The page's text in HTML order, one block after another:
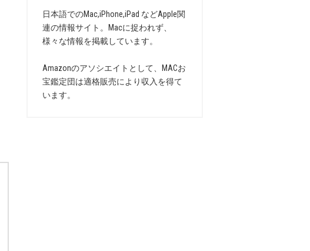
日本語でのMac,iPhone,iPad などApple関
連の情報サイト。Macに捉われず、
様々な情報を掲載しています。
Amazonのアソシエイトとして、MACお
宝鑑定団は適格販売により収入を得て
います。